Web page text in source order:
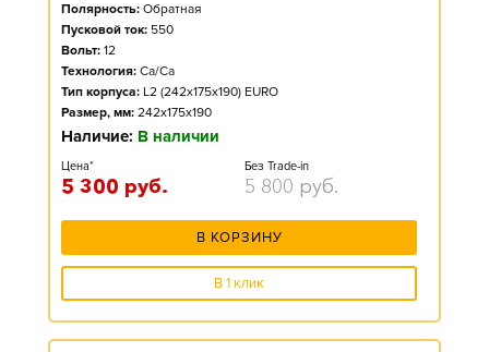
Полярность: Обратная
Пусковой ток: 550
Вольт: 12
Технология: Ca/Ca
Тип корпуса: L2 (242x175x190) EURO
Размер, мм: 242x175x190
Наличие: В наличии
Цена*
5 300 руб.
Без Trade-in
5 800 руб.
В КОРЗИНУ
В 1 клик